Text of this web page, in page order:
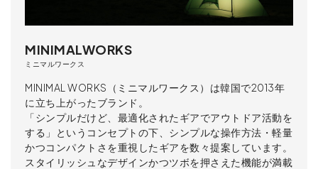
MINIMALWORKS
ミニマルワークス
MINIMAL WORKS（ミニマルワークス）は韓国で2013年
に立ち上がったブランド。
「シンプルだけど、最適化されたギアでアウトドア活動を
する」というコンセプトの下、シンプルな操作方法・軽量
かつコンパクトさを重視したギアを数々提案しています。
スタイリッシュなデザインかつツボを押さえた機能が満載